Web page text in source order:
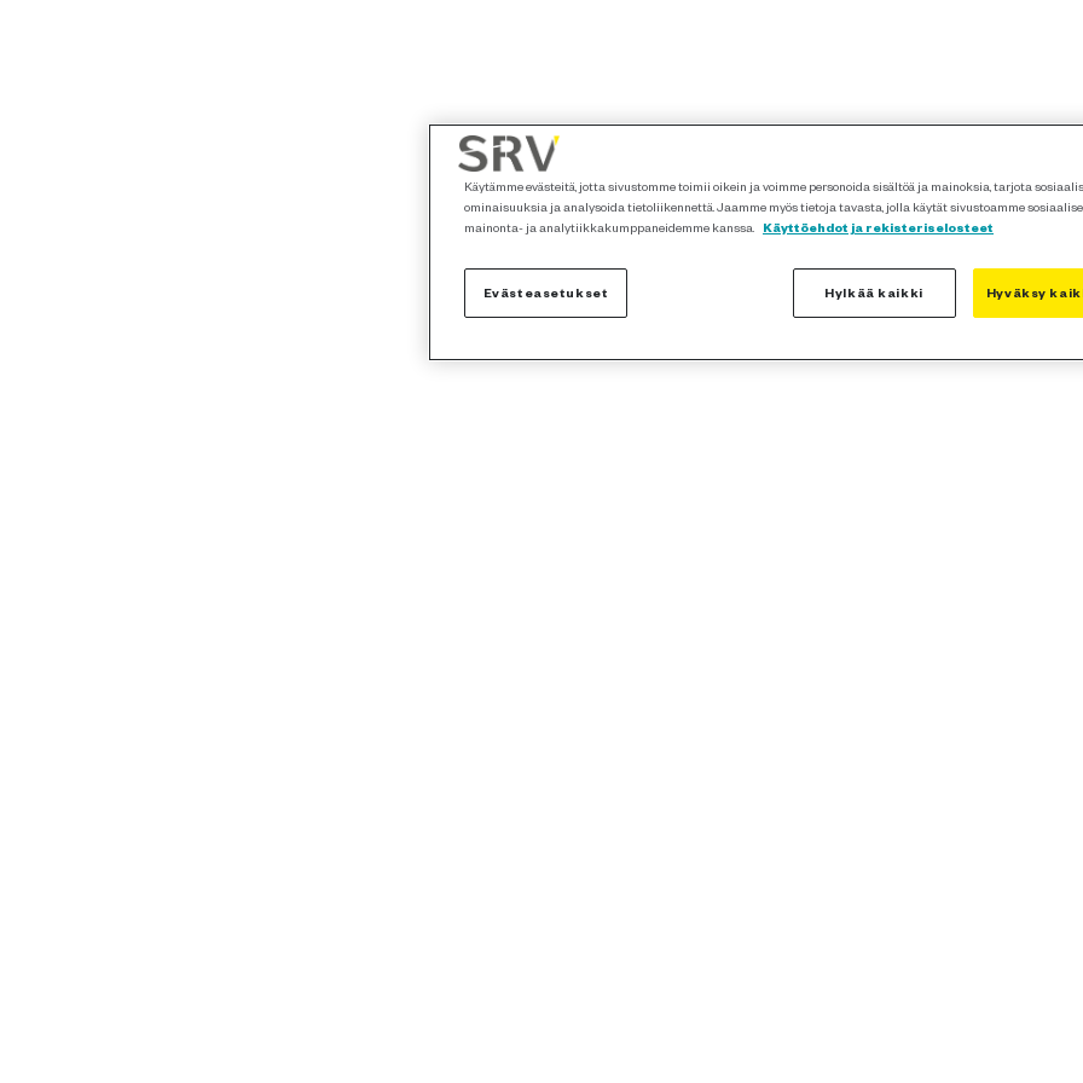
Käytämme evästeitä, jotta sivustomme toimii oikein ja voimme personoida sisältöä ja mainoksia, tarjota
ominaisuuksia ja analysoida tietoliikennettä. Jaamme myös tietoja tavasta, jolla käytät sivustoamme
mainonta- ja analytiikkakumppaneidemme kanssa.
Käyttöehdot ja rekisteriselosteet
Evästeasetukset Hylkää kaikki Hyväksy